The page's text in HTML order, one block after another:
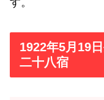
す。
1922年5月19
二十八宿